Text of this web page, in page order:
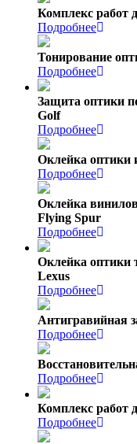
Комплекс работ
Подробнее
Тонирование
Подробнее
Защита оптики
Golf
Подробнее
Оклейка оптики
Подробнее
Оклейка
Flying Spur
Подробнее
Оклейка оптики
Lexus
Подробнее
Антигравийная
Подробнее
Подробнее
Комплекс работ
Подробнее